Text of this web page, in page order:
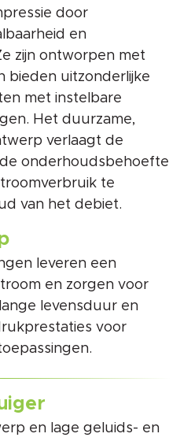
door
en
zijn ontworpen met
bieden uitzonderlijke
met instelbare
Het duurzame,
verlaagt de
onderhoudsbehoefte
te
van het debiet.
leveren een
en zorgen voor
levensduur en
voor
en lage geluids- en